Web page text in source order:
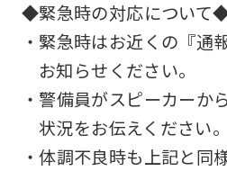
◆緊急時の対応について
・緊急時はお近くの『通
お知らせください。
・警備員がスピーカーか
状況をお伝えください。
・体調不良時も上記と同